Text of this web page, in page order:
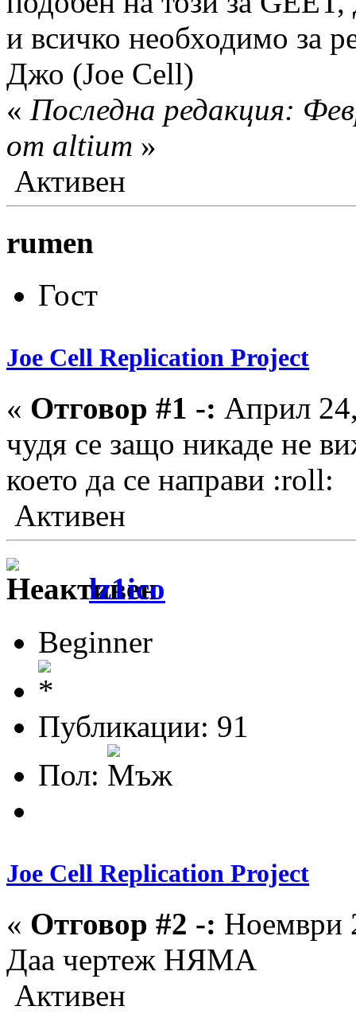
и всичко необходимо за
Джо (Joe Cell)
« Последна редакция:
от altium »
Активен
rumen
Гост
Joe Cell Replication Project
« Отговор #1 -: Април
чудя се защо никаде не
което да се направи :roll:
Активен
lz1ico
Beginner
Публикации: 91
Пол:
Joe Cell Replication Project
« Отговор #2 -: Ноември
Даа чертеж НЯМА
Активен